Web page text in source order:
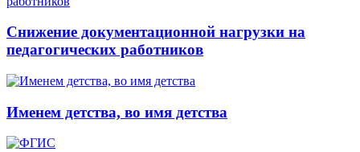
Снижение документационной нагрузки на
педагогических работников
Именем детства, во имя детства